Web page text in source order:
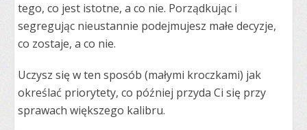
tego, co jest istotne, a co nie. Porządkując i
segregując nieustannie podejmujesz małe decyzje,
co zostaje, a co nie.
Uczysz się w ten sposób (małymi kroczkami) jak
określać priorytety, co później przyda Ci się przy
sprawach większego kalibru.